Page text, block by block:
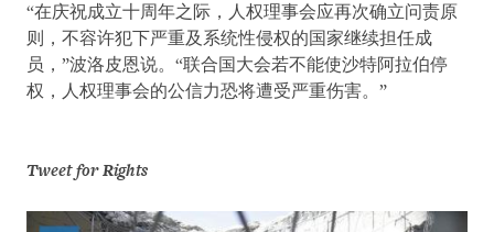
“在庆祝成立十周年之际，人权理事会应再次确立问责原
则，不容许犯下严重及系统性侵权的国家继续担任成
员，”波洛皮恩说。“联合国大会若不能使沙特阿拉伯停
权，人权理事会的公信力恐将遭受严重伤害。”
Tweet for Rights